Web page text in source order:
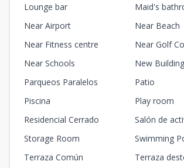
Lounge bar
Maid's
Near Airport
Near Beach
Near Fitness centre
Near Golf
Near Schools
New Building
Parqueos Paralelos
Patio
Piscina
Play room
Residencial Cerrado
Salón de
Storage Room
Swimming
Terraza Común
Terraza